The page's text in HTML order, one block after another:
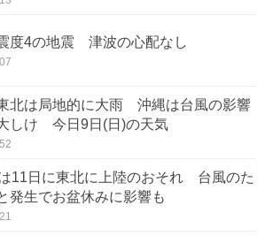
度4の地震 津波の心配なし
北は局地的に大雨 沖縄は台風の影響
しけ 今日9日(日)の天気
11日に東北に上陸のおそれ 台風のた
発生でお盆休みに影響も